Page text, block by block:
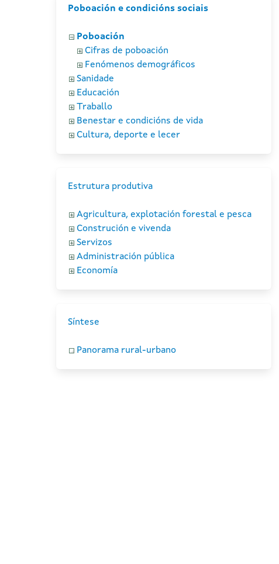
Poboación e condicións sociais
Poboación
Cifras de poboación
Fenómenos demográficos
Sanidade
Educación
Traballo
Benestar e condicións de vida
Cultura, deporte e lecer
Estrutura produtiva
Agricultura, explotación forestal e pesca
Construción e vivenda
Servizos
Administración pública
Economía
Síntese
Panorama rural-urbano